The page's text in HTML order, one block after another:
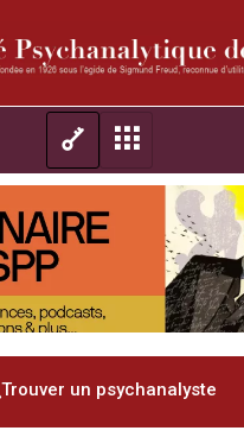
Trouver un psychanalyste